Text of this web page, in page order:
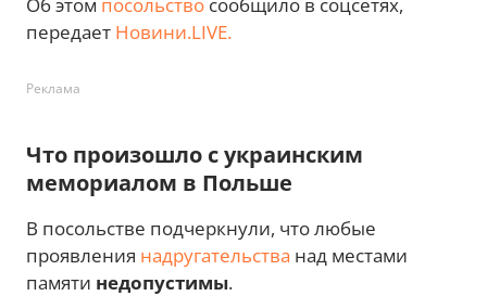
передает Новини.LIVE.
Реклама
Что произошло с украинским
мемориалом в Польше
В посольстве подчеркнули, что любые
проявления надругательства над местами
памяти недопустимы.